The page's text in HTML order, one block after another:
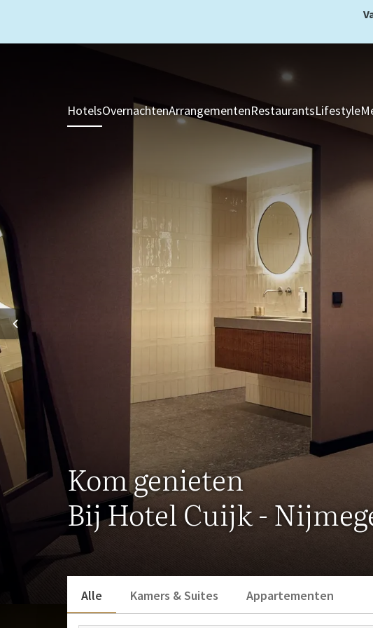
HotelsOvernachtenArrangementenRestaurantsLifestyle
Kom genieten
Bij Hotel Cuijk -
Alle Kamers & Suites Appartementen